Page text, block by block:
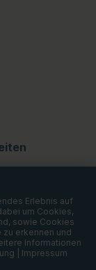
Erlebnis auf
um Cookies,
sowie Cookies
erkennen und
Informationen
Impressum